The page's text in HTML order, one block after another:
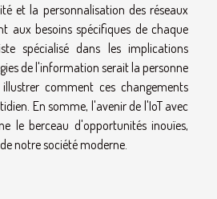
et la personnalisation des réseaux
aux besoins spécifiques de chaque
spécialisé dans les implications
de l'information serait la personne
comment ces changements
En somme, l'avenir de l'IoT avec
le berceau d'opportunités inouïes,
notre société moderne.